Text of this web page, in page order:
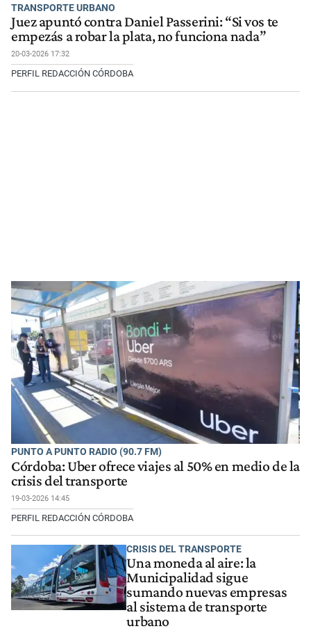
TRANSPORTE URBANO
Juez apuntó contra Daniel Passerini: “Si vos te
empezás a robar la plata, no funciona nada”
20-03-2026 17:32
PERFIL REDACCIÓN CÓRDOBA
PUNTO A PUNTO RADIO (90.7 FM)
Córdoba: Uber ofrece viajes al 50% en medio de la
crisis del transporte
19-03-2026 14:45
PERFIL REDACCIÓN CÓRDOBA
CRISIS DEL TRANSPORTE
Una moneda al aire: la
Municipalidad sigue
sumando nuevas empresas
al sistema de transporte
urbano